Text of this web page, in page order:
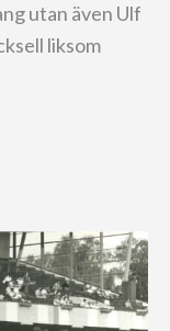
utan även Ulf
liksom